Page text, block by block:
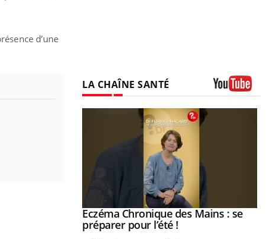
d’une
LA CHAÎNE SANTÉ
Youtube
Eczéma Chronique des Mains : se
préparer pour l’été !Youtube